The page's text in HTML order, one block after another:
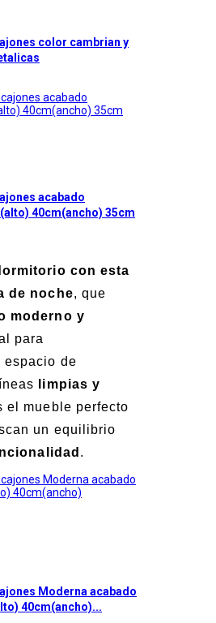
color cambrian y
acabado
40cm(ancho) 35cm
con esta
de noche, que
moderno y
para
espacio de
limpias y
el mueble perfecto
un equilibrio
.
Moderna acabado
40cm(ancho)...